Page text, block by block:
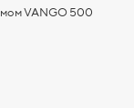
VANGO 500